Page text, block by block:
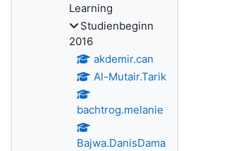
Learning
Studienbeginn
2016
akdemir.can
Al-Mutair.Tarik
bachtrog.melanie
Bajwa.DanisDama